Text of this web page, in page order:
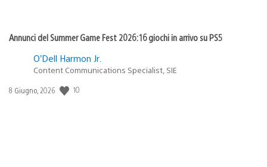
Annunci del Summer Game Fest 2026: 16 giochi in arrivo su PS5
O’Dell Harmon Jr.
Content Communications Specialist, SIE
Data
8 Giugno, 2026 10